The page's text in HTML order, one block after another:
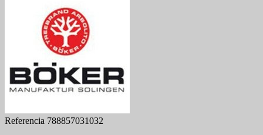
Referencia 788857031032